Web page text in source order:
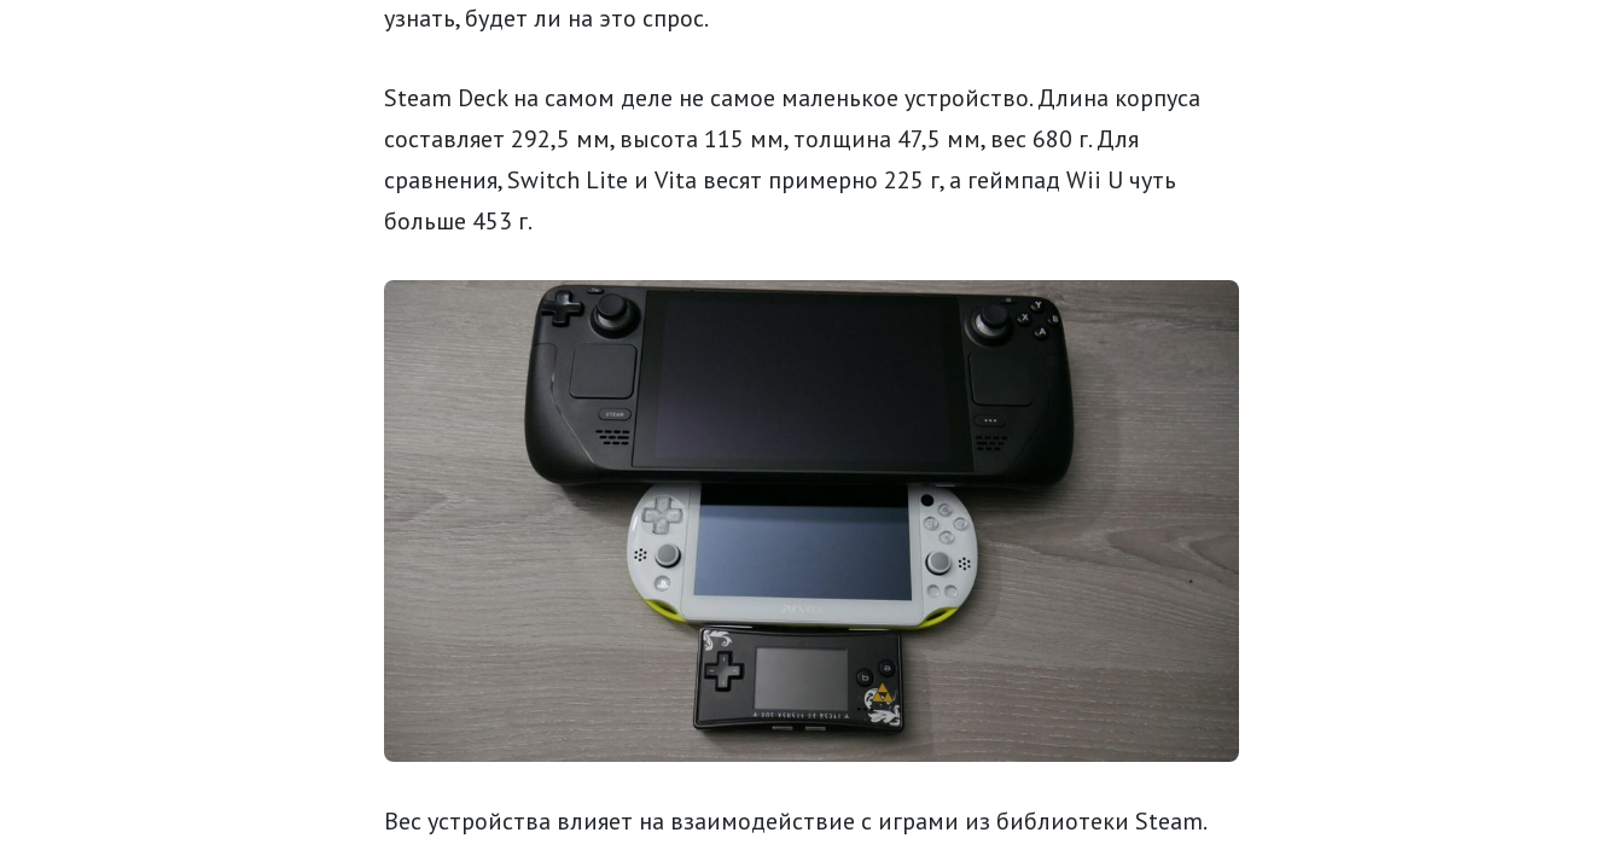
узнать, будет ли на это спрос.
Steam Deck на самом деле не самое маленькое устройство. Длина корпуса
составляет 292,5 мм, высота 115 мм, толщина 47,5 мм, вес 680 г. Для
сравнения, Switch Lite и Vita весят примерно 225 г, а геймпад Wii U чуть
больше 453 г.
Вес устройства влияет на взаимодействие с играми из библиотеки Steam.